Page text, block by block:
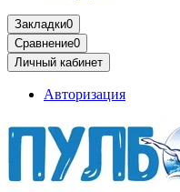
Закладки0
Сравнение0
Личный кабинет
Авторизация